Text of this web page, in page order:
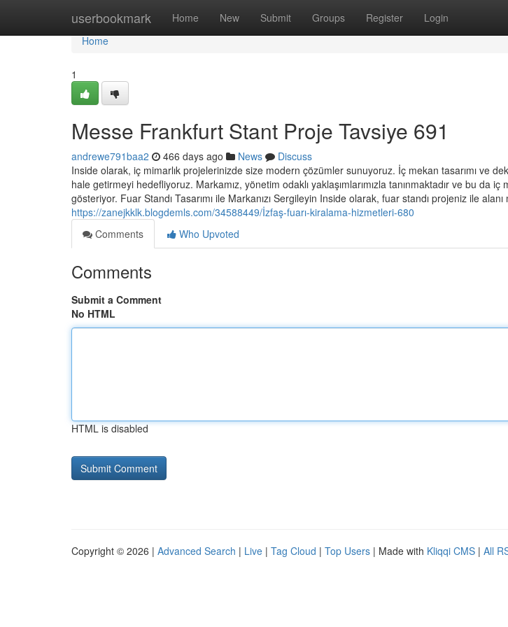
userbookmark Home New Submit Groups Register Login
Home
Home
1
Messe Frankfurt Stant Proje Tavsiye 691
andrewe791baa2 466 days ago News
Discuss
Inside olarak, iç mimarlık projelerinizde size modern çözümler sunuyoruz. İç mekan tasarımı ve
hale getirmeyi hedefliyoruz. Markamız, yönetim odaklı yaklaşımlarımızla tanınmaktadır ve bu da
gösteriyor. Fuar Standı Tasarımı ile Markanızı Sergileyin Inside olarak, fuar standı projeniz ile
https://zanejkklk.blogdemls.com/34588449/İzfaş-fuarı-kiralama-hizmetleri-680
Comments
Who Upvoted
Comments
Submit a Comment
No HTML
HTML is disabled
Copyright © 2026 | Advanced Search | Live | Tag Cloud | Top Users | Made with Kliqqi CMS | All